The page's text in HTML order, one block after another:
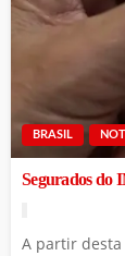
BRASIL
Segurados do
A partir desta